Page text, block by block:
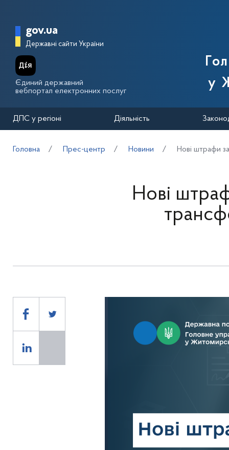
Головна сторінка Державної
gov.ua
Державні сайти України
Єдиний державний
вебпортал електронних послуг
у
ДПС у регіоні Діяльність
Головна Прес-центр Новини Нові штрафи
Нові